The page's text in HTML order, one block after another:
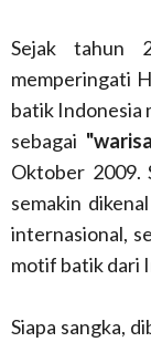
Sejak tahun
memperingati
batik Indonesia
sebagai
Oktober 2009.
semakin
internasional,
motif batik dari
Siapa sangka,